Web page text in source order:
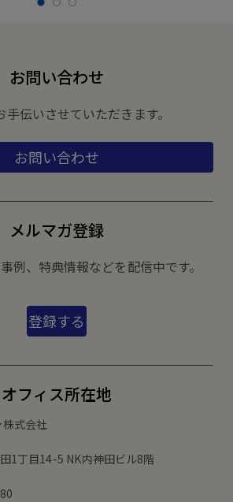
お問い合わせ
伝いさせていただきます。
お問い合わせ
メルマガ登録
例、特典情報などを配信中です。
登録する
オフィス所在地
式会社
1丁目14-5 NK内神田ビル8階